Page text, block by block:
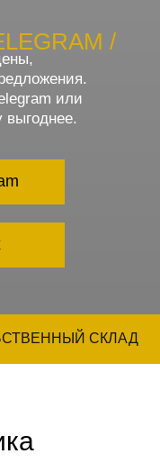
или
выгоднее.
/
СКЛАД